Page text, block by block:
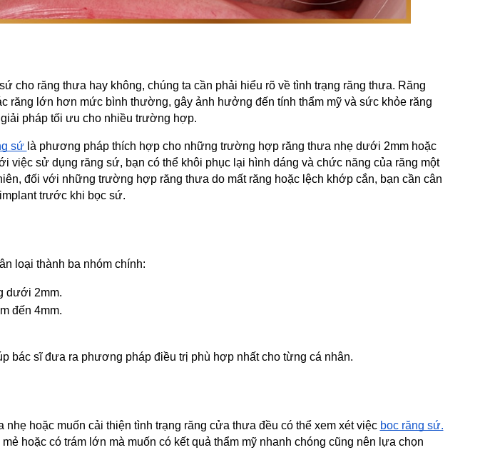
cho răng thưa hay không, chúng ta cần phải hiểu rõ về tình trạng răng thưa. Răng
răng lớn hơn mức bình thường, gây ảnh hưởng đến tính thẩm mỹ và sức khỏe răng
pháp tối ưu cho nhiều trường hợp.
sứ là phương pháp thích hợp cho những trường hợp răng thưa nhẹ dưới 2mm hoặc
việc sử dụng răng sứ, bạn có thể khôi phục lại hình dáng và chức năng của răng một
đối với những trường hợp răng thưa do mất răng hoặc lệch khớp cắn, bạn cần cân
trước khi bọc sứ.
loại thành ba nhóm chính:
dưới 2mm.
đến 4mm.
bác sĩ đưa ra phương pháp điều trị phù hợp nhất cho từng cá nhân.
hoặc muốn cải thiện tình trạng răng cửa thưa đều có thể xem xét việc bọc răng sứ.
hoặc có trám lớn mà muốn có kết quả thẩm mỹ nhanh chóng cũng nên lựa chọn